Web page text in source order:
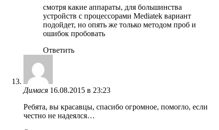
смотря какие аппараты, для большинства
устройств с процессорами Mediatek вариант
подойдет, но опять же только методом проб и
ошибок пробовать
Ответить
Димася 16.08.2015 в 23:23
Ребята, вы красавцы, спасибо огромное, помогло, если
честно не надеялся…